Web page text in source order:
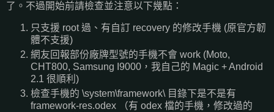
了。不過開始前請檢查並注意以下幾點：
只支援 root 過、有自訂 recovery 的修改手機 (原官方韌
體不支援)
網友回報部份廠牌型號的手機不會 work (Moto,
CHT800, Samsung I9000，我自己的 Magic + Android
2.1 很順利)
檢查手機的 \system\framework\ 目錄下是不是有
framework-res.odex （有 odex 檔的手機，修改過的